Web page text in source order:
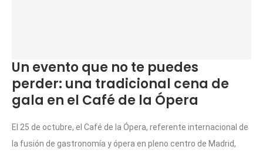
Un evento que no te puedes
perder: una tradicional cena de
gala en el Café de la Ópera
El 25 de octubre, el Café de la Ópera, referente internacional de
la fusión de gastronomía y ópera en pleno centro de Madrid,